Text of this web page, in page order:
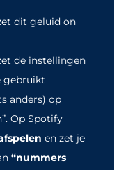
dit geluid on
de instellingen
gebruikt
anders) op
Op Spotify
en zet je
“nummers